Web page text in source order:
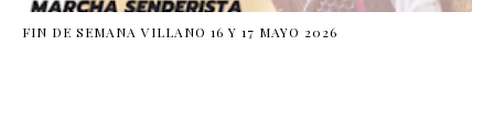
FIN DE SEMANA VILLANO 16 Y 17 MAYO 2026